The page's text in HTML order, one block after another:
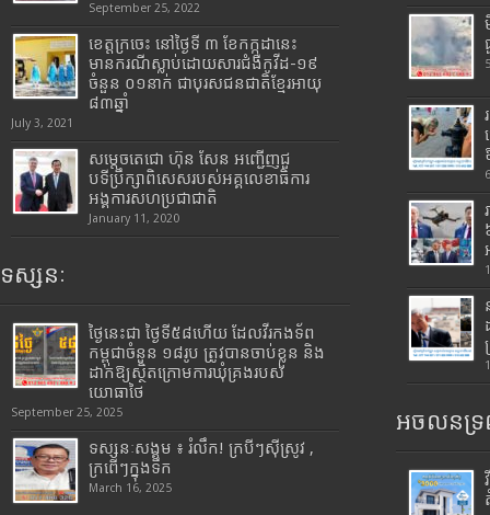
September 25, 2022
ខេត្តក្រចេះ នៅថ្ងៃទី ៣ ខែកក្កដានេះ
មានករណីស្លាប់ដោយសារជំងឺកូវីដ-១៩
ចំនួន ០១នាក់ ជាបុរសជនជាតិខ្មែរអាយុ
៨៣ឆ្នាំ
July 3, 2021
សម្តេចតេជោ ហ៊ុន សែន អញ្ជើញជួ
បទីប្រឹក្សាពិសេសរបស់អគ្គលេខាធិការ
អង្គការសហប្រជាជាតិ
January 11, 2020
ទស្សនៈ
ថ្ងៃនេះជា ថ្ងៃទី៥៨ហើយ ដែលវីរកងទ័ព
កម្ពុជាចំនួន ១៨រូប ត្រូវបានចាប់ខ្លួន និង
ដាក់ឱ្យស្ថិតក្រោមការឃុំគ្រងរបស់
យោធាថៃ
September 25, 2025
ទស្សនៈសង្គម ៖ រំលឹក! ក្របីៗស៊ីស្រូវ ,
ក្រពើៗក្នុងទឹក
March 16, 2025
អចលនទ្រ